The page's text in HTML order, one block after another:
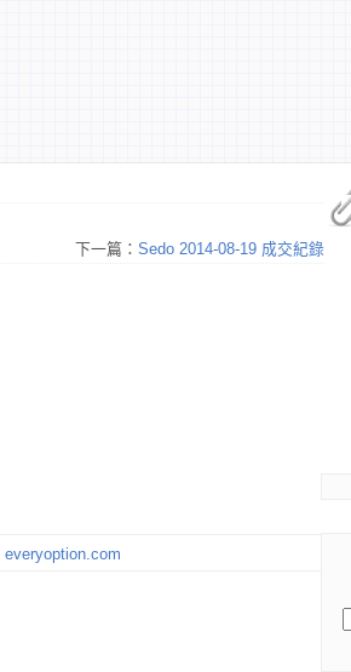
下一篇： Sedo 2014-08-19 成交紀錄
everyoption.com